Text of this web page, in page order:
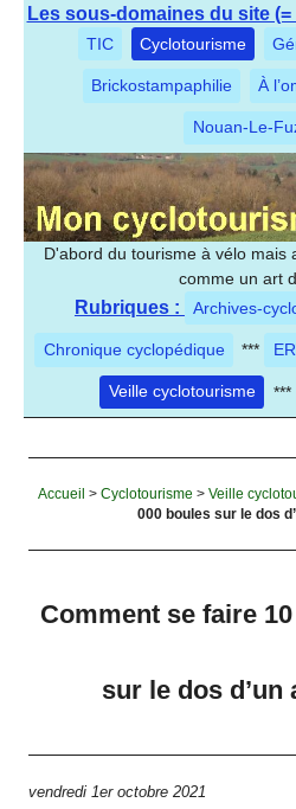
Les sous-domaines du site
TIC Cyclotourisme
Brickostampaphilie À
Nouan-Le-
D'abord du tourisme à vélo mais
comme un art
Rubriques : Archives-
Chronique cyclopédique ***
Veille cyclotourisme ***
Accueil > Cyclotourisme > Veille
000 boules sur le dos
Comment se faire
sur le dos
vendredi 1er octobre 2021